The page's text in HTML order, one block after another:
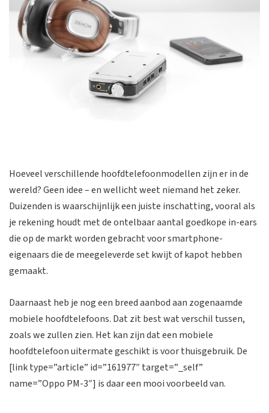
Hoeveel verschillende hoofdtelefoonmodellen zijn er in de
wereld? Geen idee – en wellicht weet niemand het zeker.
Duizenden is waarschijnlijk een juiste inschatting, vooral als
je rekening houdt met de ontelbaar aantal goedkope in-ears
die op de markt worden gebracht voor smartphone-
eigenaars die de meegeleverde set kwijt of kapot hebben
gemaakt.
Daarnaast heb je nog een breed aanbod aan zogenaamde
mobiele hoofdtelefoons. Dat zit best wat verschil tussen,
zoals we zullen zien. Het kan zijn dat een mobiele
hoofdtelefoon uitermate geschikt is voor thuisgebruik. De
[link type=”article” id=”161977″ target=”_self”
name=”Oppo PM-3″] is daar een mooi voorbeeld van.